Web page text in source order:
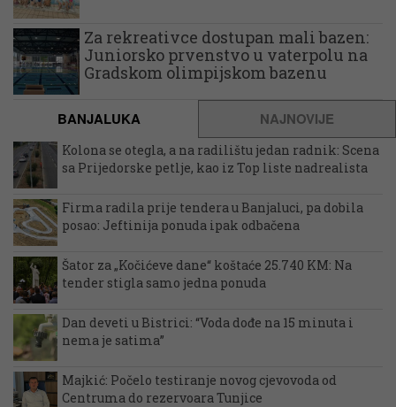
Za rekreativce dostupan mali bazen:
Juniorsko prvenstvo u vaterpolu na
Gradskom olimpijskom bazenu
BANJALUKA NAJNOVIJE
Kolona se otegla, a na radilištu jedan radnik: Scena
sa Prijedorske petlje, kao iz Top liste nadrealista
Firma radila prije tendera u Banjaluci, pa dobila
posao: Jeftinija ponuda ipak odbačena
Šator za „Kočićeve dane“ koštaće 25.740 KM: Na
tender stigla samo jedna ponuda
Dan deveti u Bistrici: “Voda dođe na 15 minuta i
nema je satima”
Majkić: Počelo testiranje novog cjevovoda od
Centruma do rezervoara Tunjice